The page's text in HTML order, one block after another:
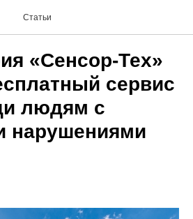
Статьи
«Сенсор-Тех»
сервис
людям с
нарушениями